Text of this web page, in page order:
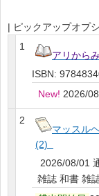
| ピックアップオプ
1
アリから
ISBN:
New! 2026/
2
マッスル
(2)
2026/08/01
雑誌 和書